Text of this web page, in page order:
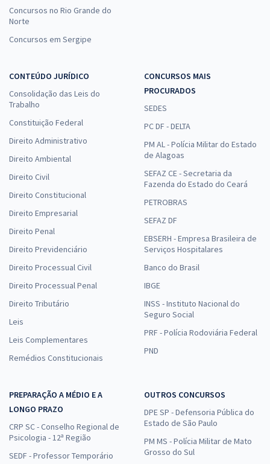
Concursos no Rio Grande do
Norte
Concursos em Sergipe
CONTEÚDO JURÍDICO
Consolidação das Leis do
Trabalho
Constituição Federal
Direito Administrativo
Direito Ambiental
Direito Civil
Direito Constitucional
Direito Empresarial
Direito Penal
Direito Previdenciário
Direito Processual Civil
Direito Processual Penal
Direito Tributário
Leis
Leis Complementares
Remédios Constitucionais
CONCURSOS MAIS
PROCURADOS
SEDES
PC DF - DELTA
PM AL - Polícia Militar do Estado
de Alagoas
SEFAZ CE - Secretaria da
Fazenda do Estado do Ceará
PETROBRAS
SEFAZ DF
EBSERH - Empresa Brasileira de
Serviços Hospitalares
Banco do Brasil
IBGE
INSS - Instituto Nacional do
Seguro Social
PRF - Polícia Rodoviária Federal
PND
PREPARAÇÃO A MÉDIO E A
LONGO PRAZO
CRP SC - Conselho Regional de
Psicologia - 12ª Região
SEDF - Professor Temporário
OUTROS CONCURSOS
DPE SP - Defensoria Pública do
Estado de São Paulo
PM MS - Polícia Militar de Mato
Grosso do Sul